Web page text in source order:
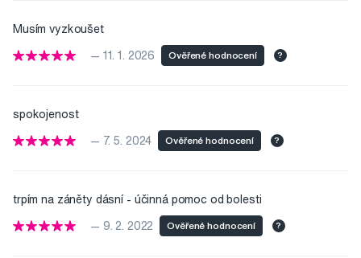
Musím vyzkoušet
— 11. 1. 2026 Ověřené hodnocení ?
spokojenost
— 7. 5. 2024 Ověřené hodnocení ?
trpím na záněty dásní - účinná pomoc od bolesti
— 9. 2. 2022 Ověřené hodnocení ?